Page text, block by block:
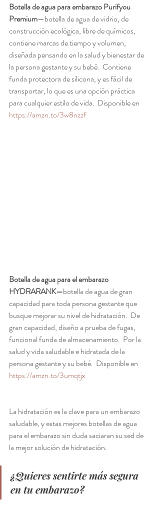
Botella de agua para embarazo Purifyou
Premium—botella de agua de vidrio, de
construcción ecológica, libre de químicos,
contiene marcas de tiempo y volumen,
diseñada pensando en la salud y bienestar de
la persona gestante y su bebé.  Contiene
funda protectora de silicona, y es fácil de
transportar, lo que es una opción práctica
para cualquier estilo de vida.  Disponible en
https://amzn.to/3w8nzzf
Botella de agua para el embarazo
HYDRARANK—botella de agua de gran
capacidad para toda persona gestante que
busque mejorar su nivel de hidratación.  De
gran capacidad, diseño a prueba de fugas,
funcional funda de almacenamiento.  Por la
salud y vida saludable e hidratada de la
persona gestante y su bebé.  Disponible en
https://amzn.to/3umqtjx
La hidratación es la clave para un embarazo
saludable, y estas mejores botellas de agua
para el embarazo sin duda saciaran su sed de
la mejor solución de hidratación.
¿Quieres sentirte más segura
en tu embarazo?